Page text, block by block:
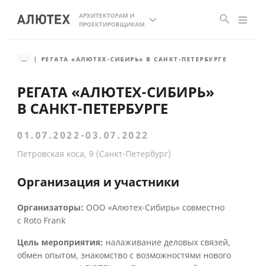
АРХИТЕКТОРАМ И
ПРОЕКТИРОВЩИКАМ
... РЕГАТА «АЛЮТЕХ-СИБИРЬ» В САНКТ-ПЕТЕРБУРГЕ
РЕГАТА «АЛЮТЕХ-СИБИРЬ»
В САНКТ-ПЕТЕРБУРГЕ
01.07.2022-03.07.2022
Петровская коса, 9 (Санкт-Петербург)
Организация и участники
Организаторы: ООО «Алютех-Сибирь» совместно
с Roto Frank
Цель мероприятия: налаживание деловых связей,
обмен опытом, знакомство с возможностями нового